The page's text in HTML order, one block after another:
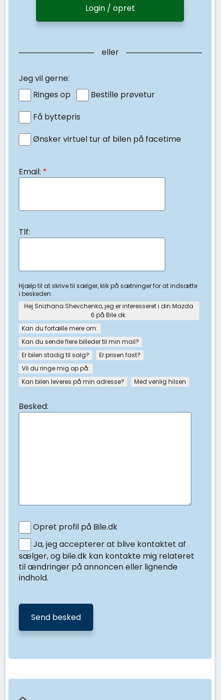
Login / opret
eller
Jeg vil gerne:
Ringes op
Bestille prøvetur
Få byttepris
Ønsker virtuel tur af bilen på facetime
Email: *
Tlf:
Hjælp til at skrive til sælger, klik på sætninger for at indsætte
i beskeden:
Hej Snizhana Shevchenko, jeg er interesseret i din Mazda
6 på Bile.dk.
Kan du fortælle mere om:
Kan du sende flere billeder til min mail?
Er bilen stadig til salg?
Er prisen fast?
Vil du ringe mig op på:
Kan bilen leveres på min adresse?
Med venlig hilsen
Besked:
Opret profil på Bile.dk
Ja, jeg accepterer at blive kontaktet af
sælger, og bile.dk kan kontakte mig relateret
til ændringer på annoncen eller lignende
indhold.